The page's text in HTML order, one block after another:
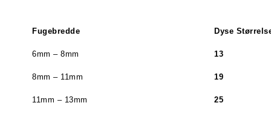
Fugebredde Dyse
6mm – 8mm 13
8mm – 11mm 19
11mm – 13mm 25